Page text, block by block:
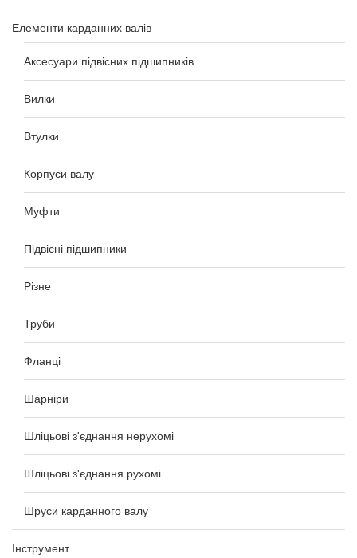
Елементи карданних валів
Аксесуари підвісних підшипників
Вилки
Втулки
Корпуси валу
Муфти
Підвісні підшипники
Різне
Труби
Фланці
Шарніри
Шліцьові з'єднання нерухомі
Шліцьові з'єднання рухомі
Шруси карданного валу
Інструмент